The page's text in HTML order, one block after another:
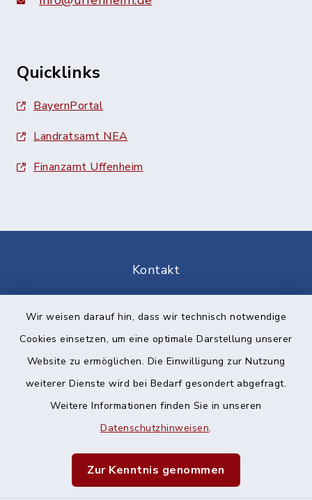
Wir weisen darauf hin, dass wir technisch notwendige
Cookies einsetzen, um eine optimale Darstellung unserer
Website zu ermöglichen. Die Einwilligung zur Nutzung
weiterer Dienste wird bei Bedarf gesondert abgefragt.
Weitere Informationen finden Sie in unseren
Datenschutzhinweisen.
Zur Kenntnis genommen
Quicklinks
BayernPortal
Landratsamt NEA
Finanzamt Uffenheim
Kontakt
Datenschutz
Impressum
Sitemap
Cookie-Einstellungen